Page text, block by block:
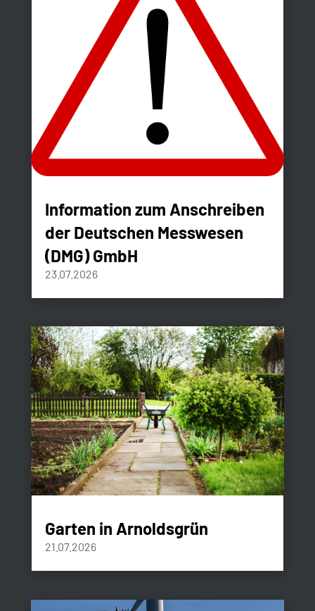
Information zum Anschreiben
der Deutschen Messwesen
(DMG) GmbH
23.07.2026
Garten in Arnoldsgrün
21.07.2026